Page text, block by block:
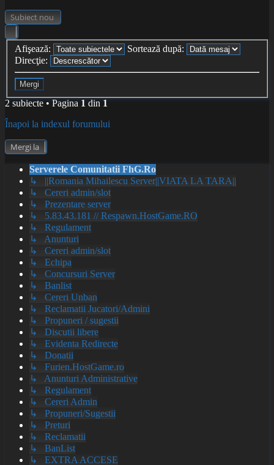
Subiect nou
Afişează:
Sortează după:
Direcţie:
2 subiecte • Pagina 1 din 1
Înapoi la indexul forumului
Mergi la
Serverele Comunitatii FhG.Ro
↳ ||Romania Mihailescu Server||VIATA LA TARA||
↳ Cereri admin/slot
↳ Prezentare server
↳ 5.83.43.181 // Respawn.HostGame.RO
↳ Regulament
↳ Anunturi
↳ Cereri admin/slot
↳ Echipa
↳ Concursuri Server
↳ Banlist
↳ Cereri Unban
↳ Reclamatii Jucatori/Admini
↳ Propuneri / sugestii
↳ Discutii libere
↳ Evidenta Redirecte
↳ Donatii
↳ Furien.HostGame.ro
↳ Anunturi Administrative
↳ Regulament
↳ Cereri Admin
↳ Propuneri/Sugestii
↳ Preturi
↳ Reclamatii
↳ BanList
↳ EXTRA ACCESE